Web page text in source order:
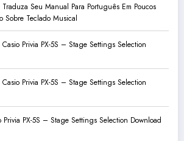
Traduza Seu Manual Para Português Em Poucos
Sobre Teclado Musical
Casio Privia PX-5S – Stage Settings Selection
Casio Privia PX-5S – Stage Settings Selection
Privia PX-5S – Stage Settings Selection Download